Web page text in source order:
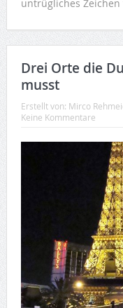
untrügliches Zeichen
Drei Orte die
musst
Erstellt von: Mirco
Keine Kommentare